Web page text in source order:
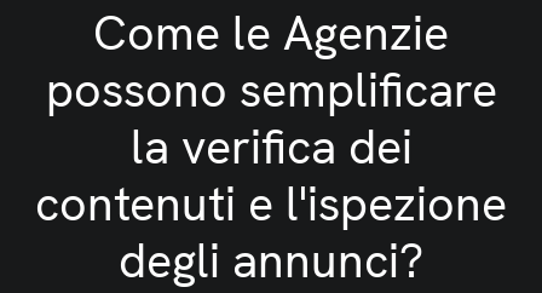
Come le Agenzie
possono semplificare
la verifica dei
contenuti e l'ispezione
degli annunci?